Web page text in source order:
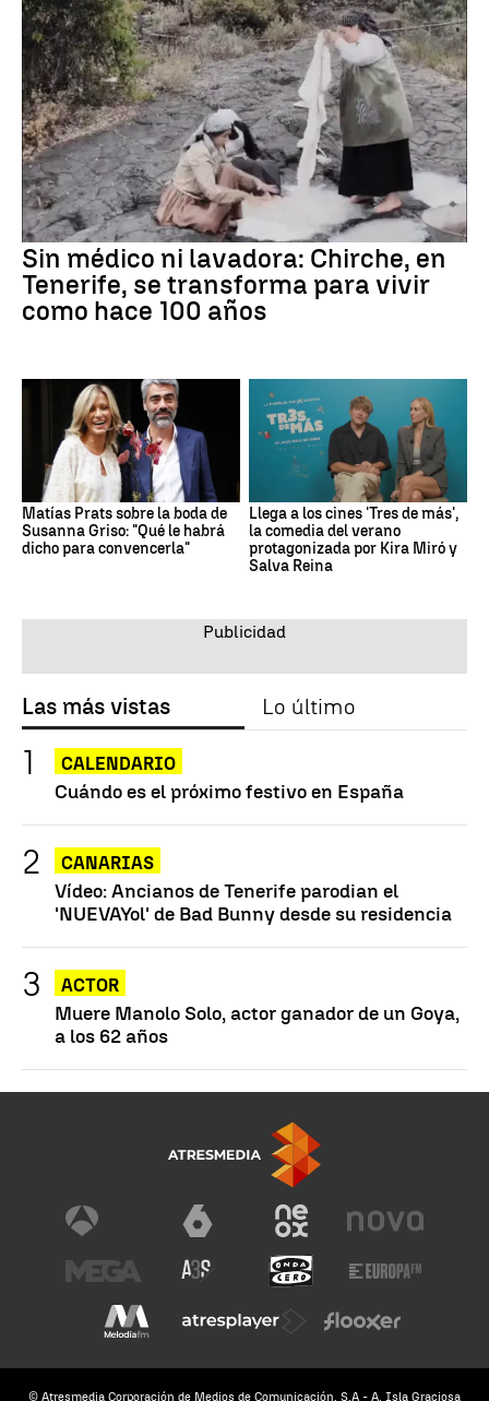
Sin médico ni lavadora: Chirche, en
Tenerife, se transforma para vivir
como hace 100 años
Matías Prats sobre la boda de
Susanna Griso: "Qué le habrá
dicho para convencerla"
Llega a los cines 'Tres de más',
la comedia del verano
protagonizada por Kira Miró y
Salva Reina
Las más vistas Lo último
CALENDARIO
Cuándo es el próximo festivo en España
CANARIAS
Vídeo: Ancianos de Tenerife parodian el
'NUEVAYol' de Bad Bunny desde su residencia
ACTOR
Muere Manolo Solo, actor ganador de un Goya,
a los 62 años
© Atresmedia Corporación de Medios de Comunicación, S.A - A. Isla Graciosa